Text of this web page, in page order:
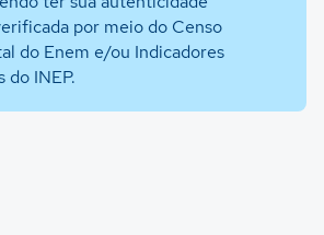
por meio do Censo
do Enem e/ou Indicadores
do INEP.